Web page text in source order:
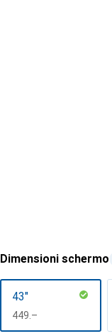
Dimensioni schermo
43"
CHF
449.–